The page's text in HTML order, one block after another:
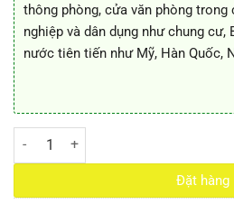
thông phòng, cửa văn phòng
nghiệp và dân dụng như chung
nước tiên tiến như Mỹ, Hàn Quốc,
Cửa gỗ công nghiệp MDF phủ PVC
Đặt hàng